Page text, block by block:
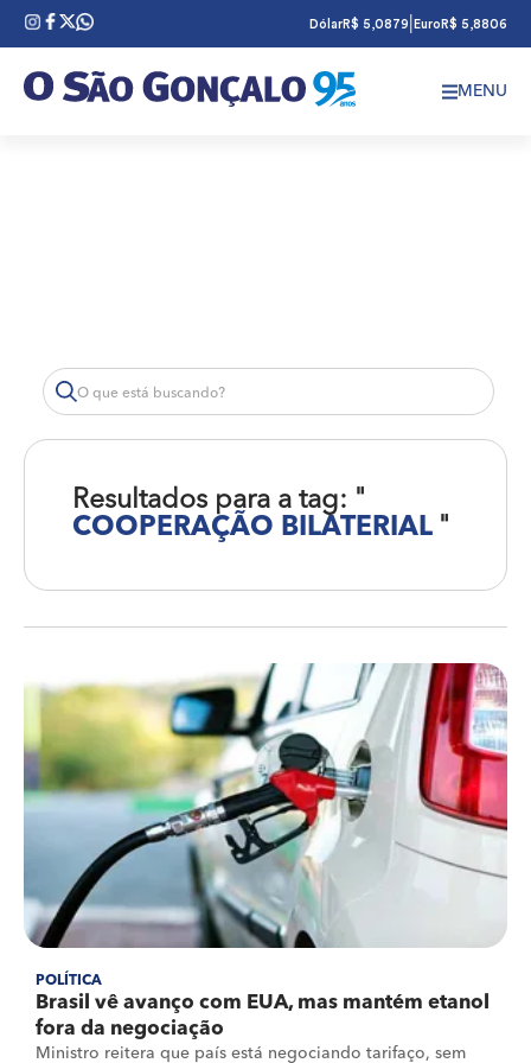
DólarR$ 5,0879 Euro R$ 5,8806
MENU
Resultados para a tag: "
COOPERAÇÃO BILATERIAL "
POLÍTICA
Brasil vê avanço com EUA, mas mantém etanol
fora da negociação
Ministro reitera que país está negociando tarifaço, sem